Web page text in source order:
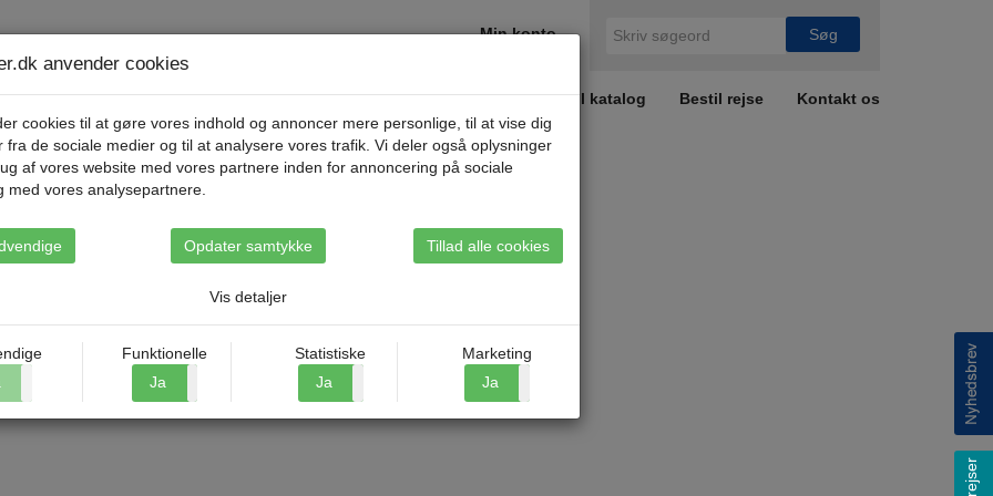
Min konto
Destinationer Rejsetyper Om Riis Rejser Bestil katalog Bestil rejse Kontakt os
perle
anvender cookies
cookies til at gøre vores indhold og annoncer mere personlige, til at vise dig
fra de sociale medier og til at analysere vores trafik. Vi deler også oplysninger
af vores website med vores partnere inden for annoncering på sociale
med vores analysepartnere.
Opdater samtykke Tillad alle cookies
Vis detaljer
Funktionelle
Ja
Statistiske
Ja
Marketing
Ja